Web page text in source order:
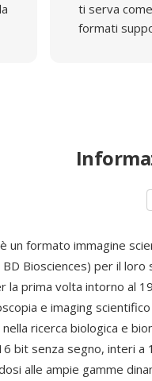
ti serva
formati
un formato immagine
Biosciences) per il
la prima volta intorno al
e imaging
ricerca biologica e
bit senza segno, interi a
alle ampie gamme